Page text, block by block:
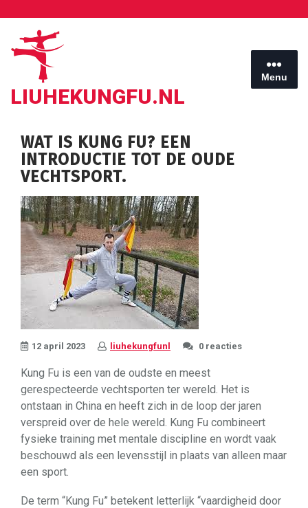
inhoud
LIUHEKUNGFU.NL
Menu
WAT IS KUNG FU? EEN
INTRODUCTIE TOT DE OUDE
VECHTSPORT.
12 april 2023 liuhekungfunl 0 reacties
Kung Fu is een van de oudste en meest
gerespecteerde vechtsporten ter wereld. Het is
ontstaan in China en heeft zich in de loop der jaren
verspreid over de hele wereld. Kung Fu combineert
fysieke training met mentale discipline en wordt vaak
beschouwd als een levensstijl in plaats van alleen maar
een sport.
De term “Kung Fu” betekent letterlijk “vaardigheid door